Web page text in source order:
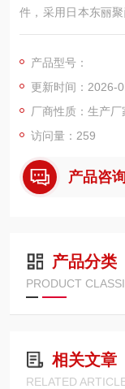
件，采用日本东丽
过滤效率≥99.99%
砂、焊接、制药、
B 报价、推广文案、
产品型号：
更新时间：2026-
厂商性质：生产厂
访问量：259
产品咨询
产品分类
PRODUCT
相关文章
RELATED